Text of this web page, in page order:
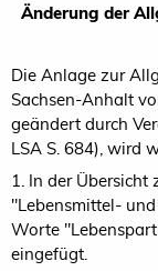
Änderung der
Die Anlage zur
Sachsen-Anhalt
geändert durch
LSA S. 684), wird
1. In der
"Lebensmittel-
Worte
eingefügt.